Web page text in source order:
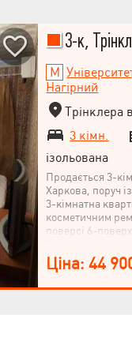
3-к,
Нагірний
Трінклера
3 кімн.
ізольована
Продається 3-
Харкова, поруч
3-кімнатна
косметичним
поверсі 6-
Житло економ-
життя або
Ціна: 44